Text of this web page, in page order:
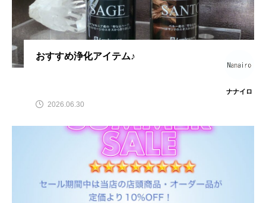
おすすめ浄化アイテム♪
ナナイロ
2026.06.30